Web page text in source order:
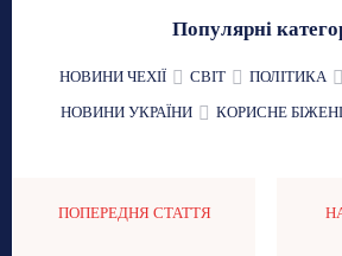
Популярні
НОВИНИ ЧЕХІЇ СВІТ ПОЛІТИКА
НОВИНИ УКРАЇНИ
КОРИСНЕ
ПОПЕРЕДНЯ СТАТТЯ